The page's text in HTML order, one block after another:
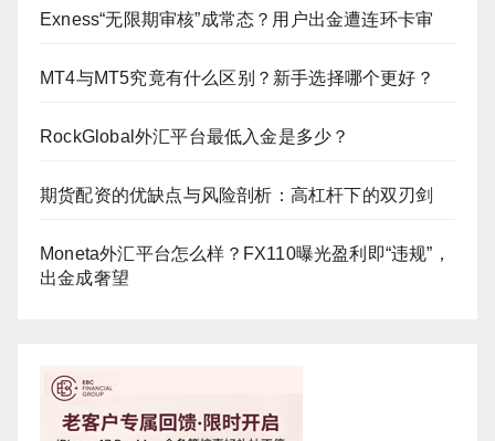
Exness“无限期审核”成常态？用户出金遭连环卡审
MT4与MT5究竟有什么区别？新手选择哪个更好？
RockGlobal外汇平台最低入金是多少？
期货配资的优缺点与风险剖析：高杠杆下的双刃剑
Moneta外汇平台怎么样？FX110曝光盈利即“违规”，
出金成奢望